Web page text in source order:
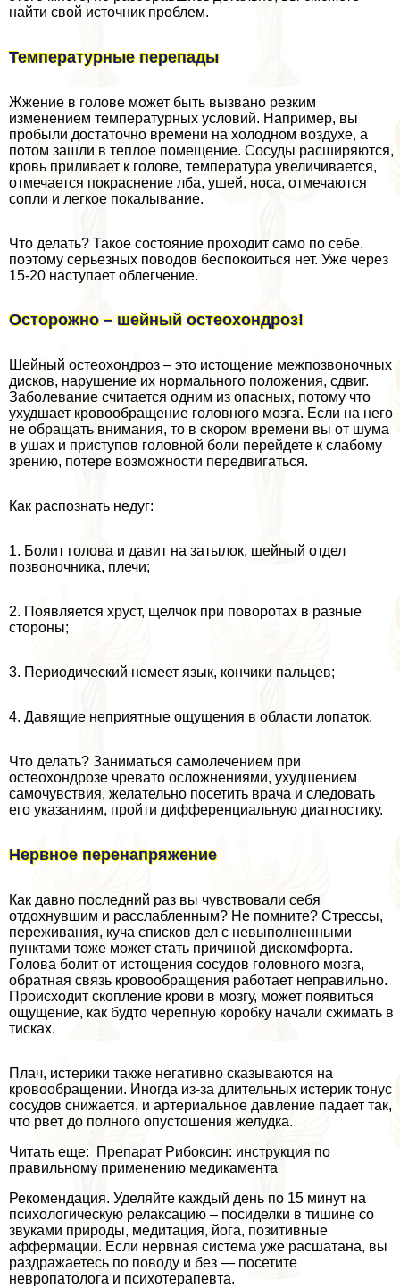
найти свой источник проблем.
Температурные перепады
Жжение в голове может быть вызвано резким
изменением температурных условий. Например, вы
пробыли достаточно времени на холодном воздухе, а
потом зашли в теплое помещение. Сосуды расширяются,
кровь приливает к голове, температура увеличивается,
отмечается покраснение лба, ушей, носа, отмечаются
сопли и легкое покалывание.
Что делать? Такое состояние проходит само по себе,
поэтому серьезных поводов беспокоиться нет. Уже через
15-20 наступает облегчение.
Осторожно – шейный остеохондроз!
Шейный остеохондроз – это истощение межпозвоночных
дисков, нарушение их нормального положения, сдвиг.
Заболевание считается одним из опасных, потому что
ухудшает кровообращение головного мозга. Если на него
не обращать внимания, то в скором времени вы от шума
в ушах и приступов головной боли перейдете к слабому
зрению, потере возможности передвигаться.
Как распознать недуг:
1. Болит голова и давит на затылок, шейный отдел
позвоночника, плечи;
2. Появляется хруст, щелчок при поворотах в разные
стороны;
3. Периодический немеет язык, кончики пальцев;
4. Давящие неприятные ощущения в области лопаток.
Что делать? Заниматься самолечением при
остеохондрозе чревато осложнениями, ухудшением
самочувствия, желательно посетить врача и следовать
его указаниям, пройти дифференциальную диагностику.
Нервное перенапряжение
Как давно последний раз вы чувствовали себя
отдохнувшим и расслабленным? Не помните? Стрессы,
переживания, куча списков дел с невыполненными
пунктами тоже может стать причиной дискомфорта.
Голова болит от истощения сосудов головного мозга,
обратная связь кровообращения работает неправильно.
Происходит скопление крови в мозгу, может появиться
ощущение, как будто черепную коробку начали сжимать в
тисках.
Плач, истерики также негативно сказываются на
кровообращении. Иногда из-за длительных истерик тонус
сосудов снижается, и артериальное давление падает так,
что рвет до полного опустошения желудка.
Читать еще: Препарат Рибоксин: инструкция по
правильному применению медикамента
Рекомендация. Уделяйте каждый день по 15 минут на
психологическую релаксацию – посиделки в тишине со
звуками природы, медитация, йога, позитивные
аффермации. Если нервная система уже расшатана, вы
раздражаетесь по поводу и без — посетите
невропатолога и психотерапевта.